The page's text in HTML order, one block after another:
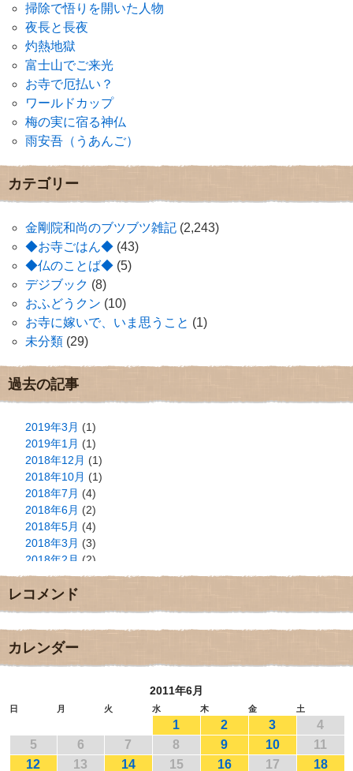
掃除で悟りを開いた人物
夜長と長夜
灼熱地獄
富士山でご来光
お寺で厄払い？
ワールドカップ
梅の実に宿る神仏
雨安吾（うあんご）
カテゴリー
金剛院和尚のブツブツ雑記 (2,243)
◆お寺ごはん◆ (43)
◆仏のことば◆ (5)
デジブック (8)
おふどうクン (10)
お寺に嫁いで、いま思うこと (1)
未分類 (29)
過去の記事
2019年3月 (1)
2019年1月 (1)
2018年12月 (1)
2018年10月 (1)
2018年7月 (4)
2018年6月 (2)
2018年5月 (4)
2018年3月 (3)
2018年2月 (2)
2018年1月(2)
2017年12月
2017年11月(3)
2017年9月
2017年8月
2017年5月
2017年3月(1)
2017年2月(1)
レコメンド
カレンダー
2011年6月
日 月 火 水 木 金 土
1 2 3
4
5
6 7 8 9 10
11
12
13 14 15 16 17 18